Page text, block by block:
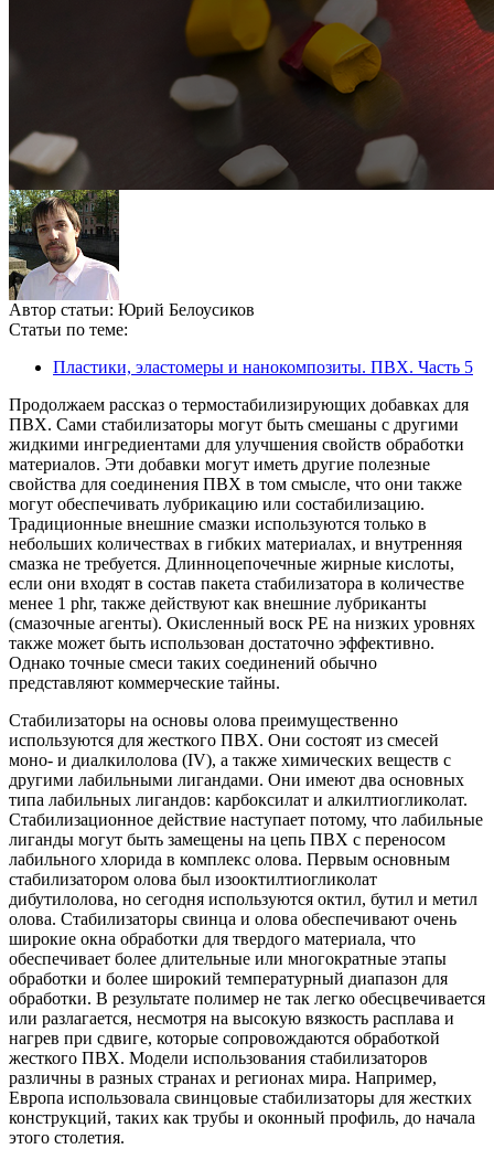
Автор статьи: Юрий Белоусиков
Статьи по теме:
Пластики, эластомеры и нанокомпозиты. ПВХ. Часть 5
Продолжаем рассказ о термостабилизирующих добавках для
ПВХ. Сами стабилизаторы могут быть смешаны с другими
жидкими ингредиентами для улучшения свойств обработки
материалов. Эти добавки могут иметь другие полезные
свойства для соединения ПВХ в том смысле, что они также
могут обеспечивать лубрикацию или состабилизацию.
Традиционные внешние смазки используются только в
небольших количествах в гибких материалах, и внутренняя
смазка не требуется. Длинноцепочечные жирные кислоты,
если они входят в состав пакета стабилизатора в количестве
менее 1 phr, также действуют как внешние лубриканты
(смазочные агенты). Окисленный воск PE на низких уровнях
также может быть использован достаточно эффективно.
Однако точные смеси таких соединений обычно
представляют коммерческие тайны.
Стабилизаторы на основы олова преимущественно
используются для жесткого ПВХ. Они состоят из смесей
моно- и диалкилолова (IV), а также химических веществ с
другими лабильными лигандами. Они имеют два основных
типа лабильных лигандов: карбоксилат и алкилтиогликолат.
Стабилизационное действие наступает потому, что лабильные
лиганды могут быть замещены на цепь ПВХ с переносом
лабильного хлорида в комплекс олова. Первым основным
стабилизатором олова был изооктилтиогликолат
дибутилолова, но сегодня используются октил, бутил и метил
олова. Стабилизаторы свинца и олова обеспечивают очень
широкие окна обработки для твердого материала, что
обеспечивает более длительные или многократные этапы
обработки и более широкий температурный диапазон для
обработки. В результате полимер не так легко обесцвечивается
или разлагается, несмотря на высокую вязкость расплава и
нагрев при сдвиге, которые сопровождаются обработкой
жесткого ПВХ. Модели использования стабилизаторов
различны в разных странах и регионах мира. Например,
Европа использовала свинцовые стабилизаторы для жестких
конструкций, таких как трубы и оконный профиль, до начала
этого столетия.